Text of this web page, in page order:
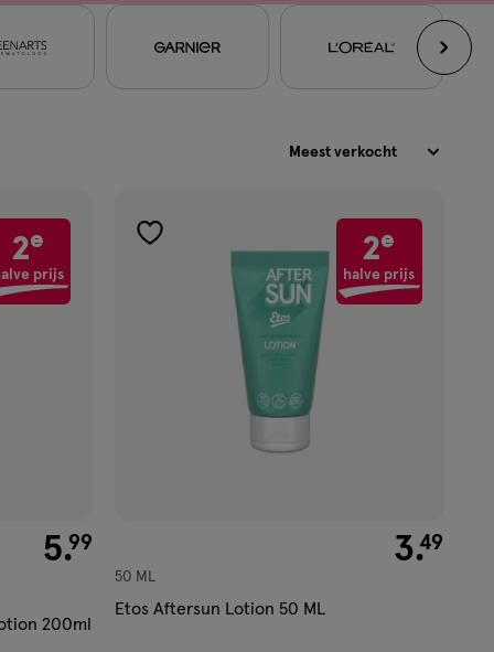
2e
prijs
€ 5.99
5.99
200ml
2e
halve prijs
toevoegen
€ 3.49
3.49
50 ML
Etos Aftersun Lotion 50 ML